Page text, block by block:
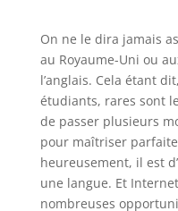
On ne le dira jamais
au Royaume-Uni ou
l’anglais. Cela étant
étudiants, rares sont
de passer plusieurs
pour maîtriser
heureusement, il est
une langue. Et
nombreuses